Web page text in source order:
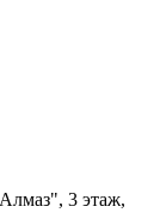
3 этаж,